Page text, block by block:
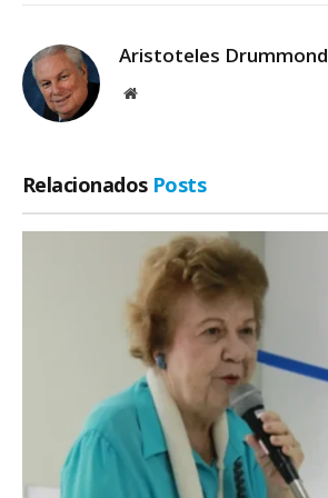
Aristoteles Drummond
Site
Relacionados Posts